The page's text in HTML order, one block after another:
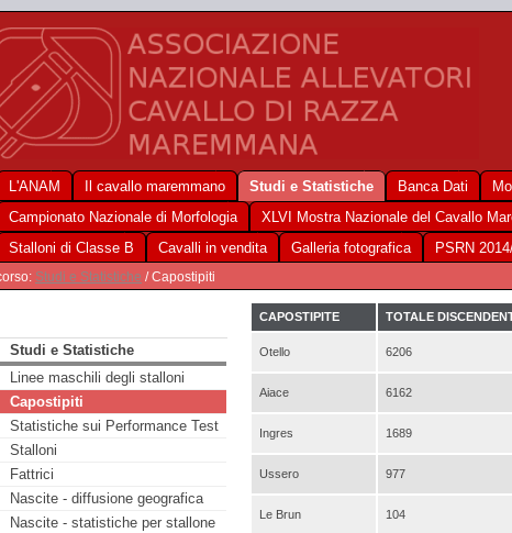
L'ANAM Il cavallo maremmano Studi e Statistiche Banca Dati
Campionato Nazionale di Morfologia
XLVI Mostra Nazionale del Cavallo
Stalloni di Classe B
Cavalli in vendita Galleria fotografica PSRN
Studi e Statistiche / Capostipiti
Studi e Statistiche
Linee maschili degli stalloni
Capostipiti
Statistiche sui Performance Test
Stalloni
Fattrici
Nascite - diffusione geografica
Nascite - statistiche per stallone
CAPOSTIPITE TOTALE
Otello 6206
Aiace 6162
Ingres 1689
Ussero 977
Le Brun 104